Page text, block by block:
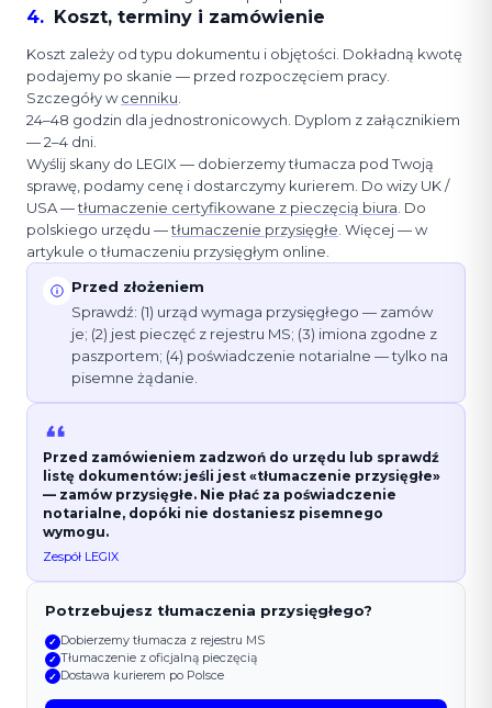
4. Koszt, terminy i zamówienie
Koszt zależy od typu dokumentu i objętości. Dokładną kwotę
podajemy po skanie — przed rozpoczęciem pracy.
Szczegóły wcenniku
24–48 godzin dla jednostronicowych. Dyplom z załącznikiem
— 2–4 dni.
Wyślij skany do LEGIX — dobierzemy tłumacza pod Twoją
sprawę, podamy cenę i dostarczymy kurierem. Do wizy UK /
USA —tłumaczenie certyfikowane z pieczęcią biura . Do
polskiego urzędu —tłumaczenie przysięgłe . Więcej — w
artykule o tłumaczeniu przysięgłym online.
Przed złożeniem
Sprawdź: (1) urząd wymaga przysięgłego — zamów
je; (2) jest pieczęć z rejestru MS; (3) imiona zgodne z
paszportem; (4) poświadczenie notarialne — tylko na
pisemne żądanie.
Przed zamówieniem zadzwoń do urzędu lub sprawdź
listę dokumentów: jeśli jest «tłumaczenie przysięgłe»
— zamów przysięgłe. Nie płać za poświadczenie
notarialne, dopóki nie dostaniesz pisemnego
wymogu.
Zespół LEGIX
Potrzebujesz tłumaczenia przysięgłego?
✓ Dobierzemy tłumacza z rejestru MS
✓ Tłumaczenie z oficjalną pieczęcią
✓ Dostawa kurierem po Polsce